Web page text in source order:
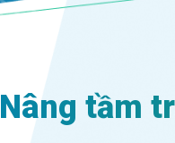
Nâng tầm